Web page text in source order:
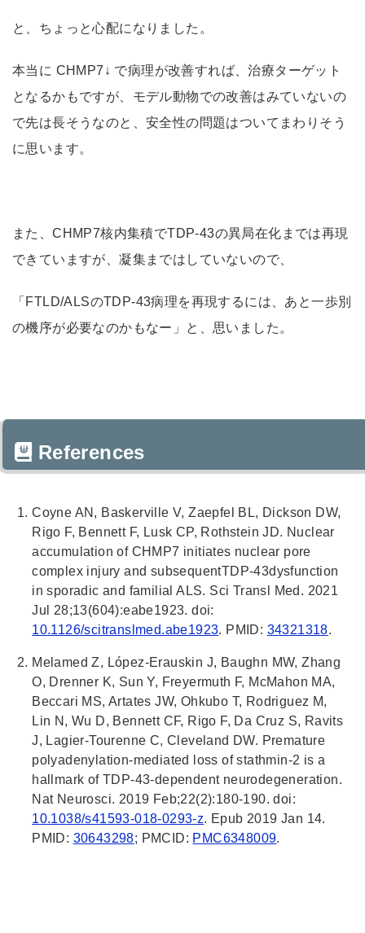
と、ちょっと心配になりました。
本当に CHMP7↓ で病理が改善すれば、治療ターゲット
となるかもですが、モデル動物での改善はみていないの
で先は長そうなのと、安全性の問題はついてまわりそう
に思います。
また、CHMP7核内集積でTDP-43の異局在化までは再現
できていますが、凝集まではしていないので、
「FTLD/ALSのTDP-43病理を再現するには、あと一歩別
の機序が必要なのかもなー」と、思いました。
References
Coyne AN, Baskerville V, Zaepfel BL, Dickson DW,
Rigo F, Bennett F, Lusk CP, Rothstein JD. Nuclear
accumulation of CHMP7 initiates nuclear pore
complex injury and subsequentTDP-43dysfunction
in sporadic and familial ALS. Sci Transl Med. 2021
Jul 28;13(604):eabe1923. doi:
10.1126/scitranslmed.abe1923. PMID: 34321318.
Melamed Z, López-Erauskin J, Baughn MW, Zhang
O, Drenner K, Sun Y, Freyermuth F, McMahon MA,
Beccari MS, Artates JW, Ohkubo T, Rodriguez M,
Lin N, Wu D, Bennett CF, Rigo F, Da Cruz S, Ravits
J, Lagier-Tourenne C, Cleveland DW. Premature
polyadenylation-mediated loss of stathmin-2 is a
hallmark of TDP-43-dependent neurodegeneration.
Nat Neurosci. 2019 Feb;22(2):180-190. doi:
10.1038/s41593-018-0293-z. Epub 2019 Jan 14.
PMID: 30643298; PMCID: PMC6348009.